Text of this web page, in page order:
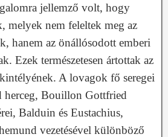
jellemző volt, hogy
melyek nem feleltek meg az
hanem az önállósodott emberi
Ezek természetesen ártottak az
A lovagok fő seregei
herceg, Bouillon Gottfried
Balduin és Eustachius,
vezetésével különböző